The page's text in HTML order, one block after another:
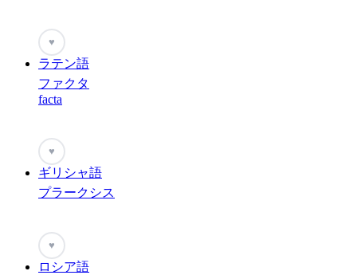
♥
ラテン語
ファクタ
facta
♥
ギリシャ語
プラークシス
♥
ロシア語